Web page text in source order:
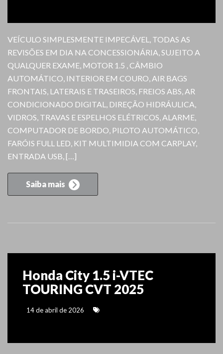
VEÍCULO SIMPLESMENTE IMPECÁVEL, TODAS AS
REVISÕES EM DIA NA CONCESSIONÁRIA, SUJEITO A
QUALQUER EXAME, MOTOR 1.5 , CÂMBIO
AUTOMÁTICO, INTERIOR EM COURO, AIR BAGS
FRONTAIS, LATERAIS E TRASEIROS, FREIOS ABS, AR
CONDICIONADO DIGITAL, DIREÇÃO HIDRÁULICA,
VIDROS, TRAVAS E ESPELHOS ELÉTRICOS, ALARME,
COMPUTADOR DE BORDO, PILOTO AUTOMÁTICO,
FARÓIS FULL LED, KIT MULTIMIDIA COM CARPLAY,
ENTRADA USB, […]
Saiba mais
Honda City 1.5 i-VTEC
TOURING CVT 2025
14 de abril de 2026